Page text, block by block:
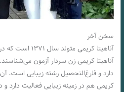
سخن آخر
آناهیتا کریمی
آناهیتا کریمی زن سردار آزمون
دارد و فارغ‌التحصیل رشته زیبایی است.
کریمی هم در زمینه زیبایی فعالیت دارد و